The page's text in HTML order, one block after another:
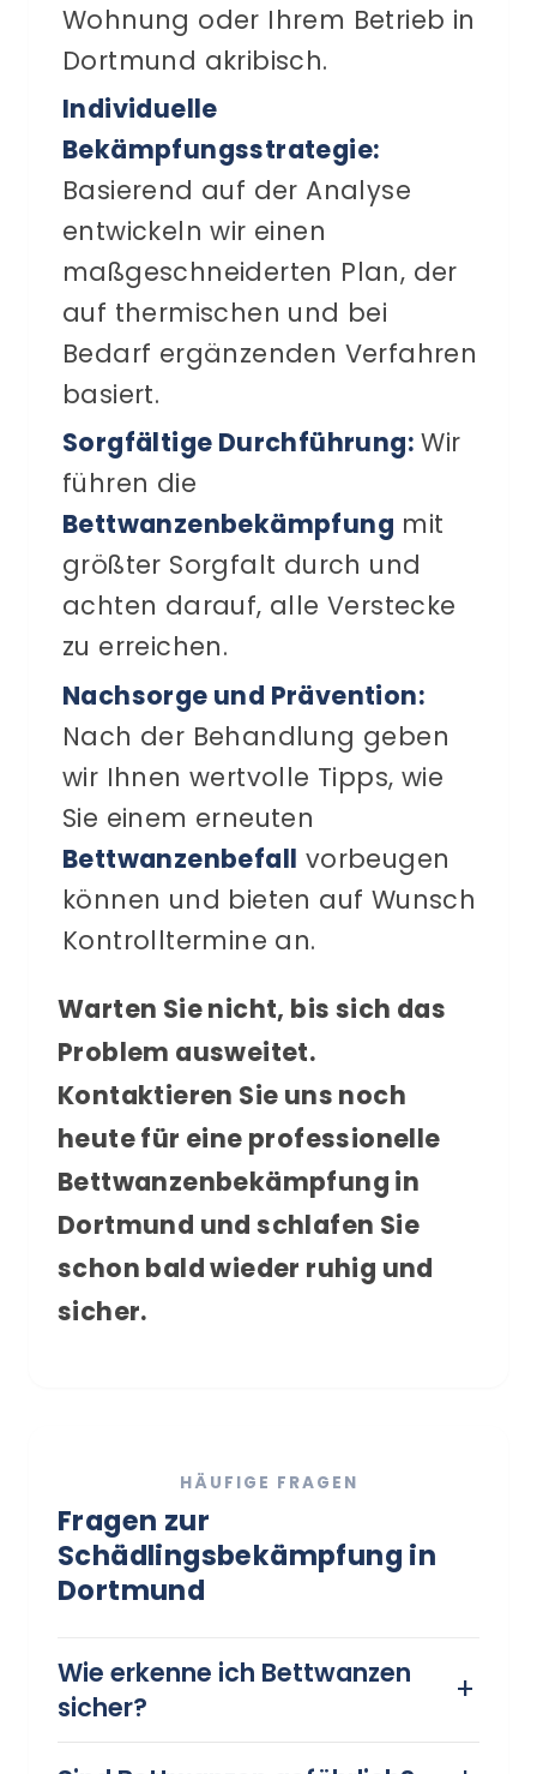
Wohnung oder Ihrem Betrieb in
Dortmund akribisch.
Individuelle
Bekämpfungsstrategie:
Basierend auf der Analyse
entwickeln wir einen
maßgeschneiderten Plan, der
auf thermischen und bei
Bedarf ergänzenden Verfahren
basiert.
Sorgfältige Durchführung: Wir
führen die
Bettwanzenbekämpfung mit
größter Sorgfalt durch und
achten darauf, alle Verstecke
zu erreichen.
Nachsorge und Prävention:
Nach der Behandlung geben
wir Ihnen wertvolle Tipps, wie
Sie einem erneuten
Bettwanzenbefall vorbeugen
können und bieten auf Wunsch
Kontrolltermine an.
Warten Sie nicht, bis sich das
Problem ausweitet.
Kontaktieren Sie uns noch
heute für eine professionelle
Bettwanzenbekämpfung in
Dortmund und schlafen Sie
schon bald wieder ruhig und
sicher.
HÄUFIGE FRAGEN
Fragen zur
Schädlingsbekämpfung in
Dortmund
Wie erkenne ich Bettwanzen
sicher?
Bettwanzen sind kleine, flache